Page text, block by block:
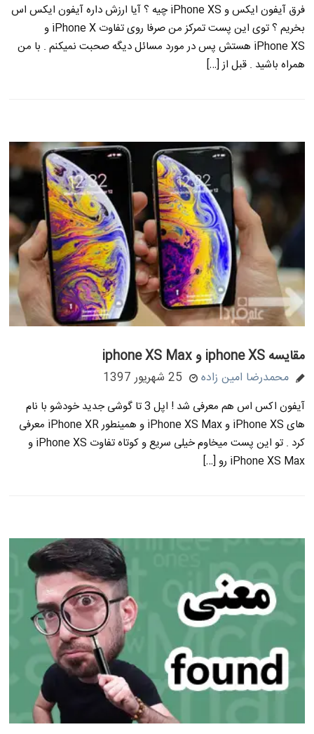
فرق آیفون ایکس و iPhone XS چیه ؟ آیا ارزش داره آیفون ایکس اس
بخریم ؟ توی این پست تمرکز من صرفا روی تفاوت iPhone X و
iPhone XS هستش پس در مورد مسائل دیگه صحبت نمیکنم . با من
همراه باشید . قبل از […]
مقایسه iphone XS و iphone XS Max
محمدرضا امین زاده 25 شهریور 1397
آیفون اکس اس هم معرفی شد ! اپل 3 تا گوشی جدید خودشو با نام
های iPhone XS و iPhone XS Max و همینطور iPhone XR معرفی
کرد . تو این پست میخاوم خیلی سریع و کوتاه تفاوت iPhone XS و
iPhone XS Max رو […]